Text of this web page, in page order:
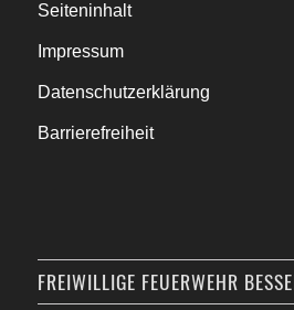
Seiteninhalt
Impressum
Datenschutzerklärung
Barrierefreiheit
FREIWILLIGE FEUERWEHR